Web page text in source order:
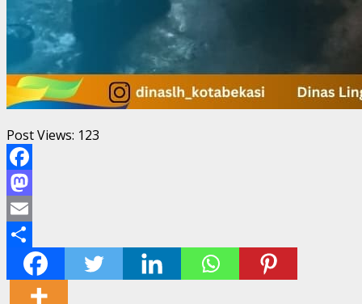
Post Views: 123
Facebook
Mastodon
Email
Share